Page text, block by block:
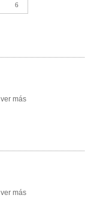
6
ver más
ver más